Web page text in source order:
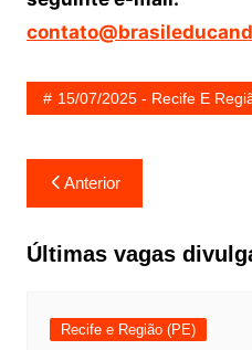
15/07/2025 - Recife E
Navegação
de
Post
Anterior
Últimas vagas
Recife e Região (PE)